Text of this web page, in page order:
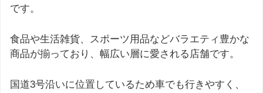
です。
食品や生活雑貨、スポーツ用品などバラエティ豊かな
商品が揃っており、幅広い層に愛される店舗です。
国道3号沿いに位置しているため車でも行きやすく、